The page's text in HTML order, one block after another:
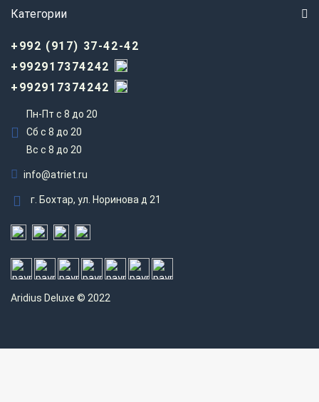
Категории
+992 (917) 37-42-42
+992917374242
+992917374242
Пн-Пт с 8 до 20
Сб с 8 до 20
Вс c 8 до 20
info@atriet.ru
г. Бохтар, ул. Норинова д 21
Aridius Deluxe © 2022